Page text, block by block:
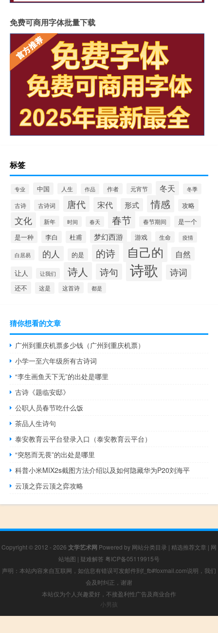
免费可商用字体批量下载
标签
专业 中国 人生 作品 作者 元宵节 冬天 冬季
古诗 古诗词 唐代 宋代 形式 情感 攻略
文化 新年 时间 春天 春节 春节期间 是一个
是一种 李白 杜甫 梦幻西游 游戏 生命 疫情
白居易 的人 的是 的诗 自己的 自然
让人 让我们 诗人 诗句 诗歌 诗词
还不 这是 这首诗 都是
猜你想看的文章
广州到重庆机票多少钱（广州到重庆机票）
小学一至六年级所有古诗词
“李生画鱼天下无”的出处是哪里
古诗《题临安邸》
公职人员春节吃什么饭
茶品人生诗句
泰安教育云平台登录入口（泰安教育云平台）
“突怒而无畏”的出处是哪里
科普小米MIX2s截图方法介绍以及如何隐藏华为P20刘海平
云顶之弈云顶之弈攻略
Copyright © 2012 - 2026 文学艺术网 Powered by 网站分类目录 | 精选推荐文章 | 网
站地图 | 疑难解答 粤ICP备05119915号
声明：本站内容来自互联网，如信息有错误可发邮件到f_fb#foxmail.com说明，我们
会及时纠正，谢谢
本站仅为个人兴趣爱好，不接盈利性广告及商业合作
小男孩